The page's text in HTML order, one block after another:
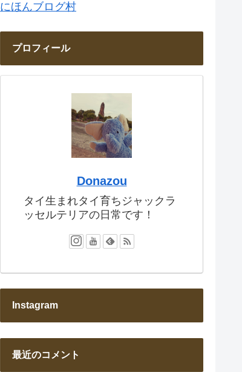
にほんブログ村
プロフィール
Donazou
タイ生まれタイ育ちジャックラ
ッセルテリアの日常です！
Instagram
最近のコメント